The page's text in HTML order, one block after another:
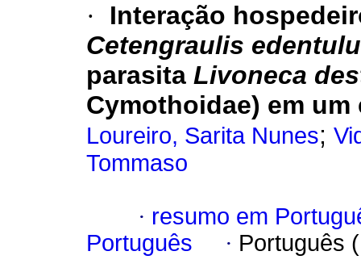
·
Interação
Cetengraulis
parasita Livoneca
Cymothoidae) em
Loureiro, Sarita Nunes;
Tommaso
· resumo em
Português
· Português